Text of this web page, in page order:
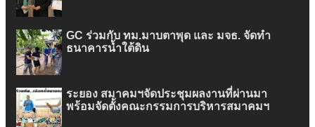
GC ร่วมกับ ทม.มาบตาพุด และ มจธ. จัดทำ
ธนาคารน้ำใต้ดิน
ระยอง สมาคมฯจัดประชุมผลงานที่ผ่านมา
พร้อมจัดตั้งคณะกรรมการบริหารสมาคมฯ